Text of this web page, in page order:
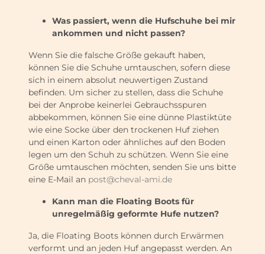
Was passiert, wenn die Hufschuhe bei mir
ankommen und nicht passen?
Wenn Sie die falsche Größe gekauft haben,
können Sie die Schuhe umtauschen, sofern diese
sich in einem absolut neuwertigen Zustand
befinden. Um sicher zu stellen, dass die Schuhe
bei der Anprobe keinerlei Gebrauchsspuren
abbekommen, können Sie eine dünne Plastiktüte
wie eine Socke über den trockenen Huf ziehen
und einen Karton oder ähnliches auf den Boden
legen um den Schuh zu schützen. Wenn Sie eine
Größe umtauschen möchten, senden Sie uns bitte
eine E-Mail an post@cheval-ami.de
Kann man die Floating Boots für
unregelmäßig geformte Hufe nutzen?
Ja, die Floating Boots können durch Erwärmen
verformt und an jeden Huf angepasst werden. An